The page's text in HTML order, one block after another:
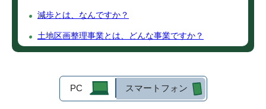
減歩とは、なんですか？
土地区画整理事業とは、どんな事業ですか？
PC スマートフォン